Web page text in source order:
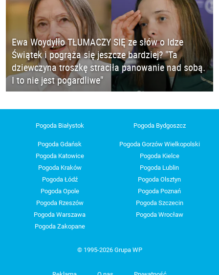
Ewa Woydyłło TŁUMACZY SIĘ ze słów o Idze
Świątek i pogrąża się jeszcze bardziej? "Ta
dziewczyna troszkę straciła panowanie nad sobą.
I to nie jest pogardliwe"
Pogoda Białystok Pogoda Bydgoszcz
Pogoda Gdańsk
Pogoda Gorzów Wielkopolski
Pogoda Katowice
Pogoda Kielce
Pogoda Kraków
Pogoda Lublin
Pogoda Łódź
Pogoda Olsztyn
Pogoda Opole
Pogoda Poznań
Pogoda Rzeszów
Pogoda Szczecin
Pogoda Warszawa
Pogoda Wrocław
Pogoda Zakopane
© 1995-2026 Grupa WP